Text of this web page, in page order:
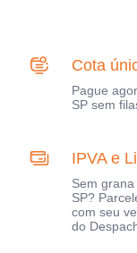
Cota
Pague
SP sem
IPVA e
Sem
SP?
com seu
do